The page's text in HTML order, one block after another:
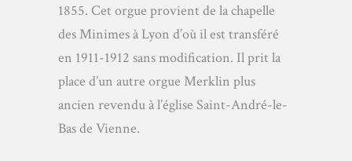
1855. Cet orgue provient de la chapelle
des Minimes à Lyon d’où il est transféré
en 1911-1912 sans modification. Il prit la
place d’un autre orgue Merklin plus
ancien revendu à l’église Saint-André-le-
Bas de Vienne.